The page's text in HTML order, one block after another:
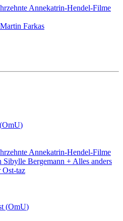
Annekatrin-Hendel-Filme
Farkas
(OmU)
Annekatrin-Hendel-Filme
Bergemann + Alles anders
Ost-taz
(OmU)